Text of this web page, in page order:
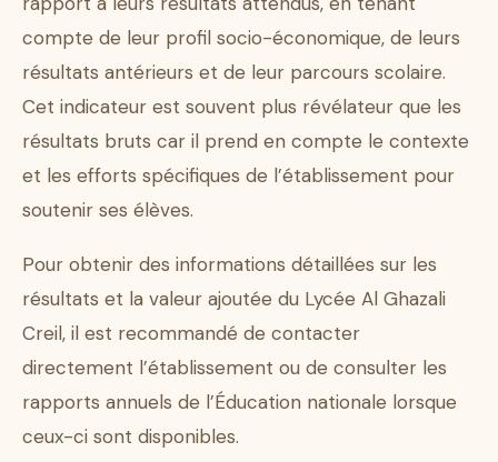
compte de leur profil socio-économique, de leurs
résultats antérieurs et de leur parcours scolaire.
Cet indicateur est souvent plus révélateur que les
résultats bruts car il prend en compte le contexte
et les efforts spécifiques de l’établissement pour
soutenir ses élèves.
Pour obtenir des informations détaillées sur les
résultats et la valeur ajoutée du Lycée Al Ghazali
Creil, il est recommandé de contacter
directement l’établissement ou de consulter les
rapports annuels de l’Éducation nationale lorsque
ceux-ci sont disponibles.